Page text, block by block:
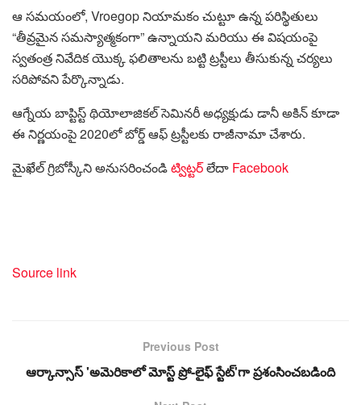
ఆ సమయంలో, Vroegop నియామకం చుట్టూ ఉన్న పరిస్థితులు
“తీవ్రమైన సమస్యాత్మకంగా” ఉన్నాయని మరియు ఈ విషయంపై
స్వతంత్ర నివేదిక యొక్క ఫలితాలను బట్టి ట్రస్టీలు తీసుకున్న చర్యలు
సరిపోవని పేర్కొన్నాడు.
ఆగ్నేయ బాప్టిస్ట్ థియోలాజికల్ సెమినరీ అధ్యక్షుడు డానీ అకిన్ కూడా
ఈ నిర్ణయంపై 2020లో బోర్డ్ ఆఫ్ ట్రస్టీలకు రాజీనామా చేశారు.
మైఖేల్ గ్రిబోస్కీని అనుసరించండిట్విట్టర్లేదా Facebook
Source link
Previous Post
ఆర్కాన్సాస్ 'అమెరికాలో మోస్ట్ ప్రో-లైఫ్ స్టేట్'గా ప్రశంసించబడింది